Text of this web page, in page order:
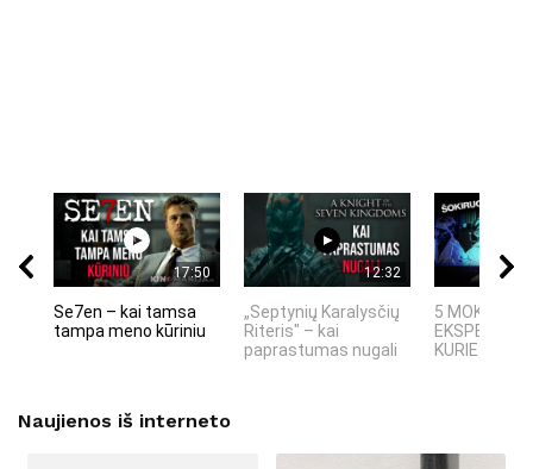
17:50
Se7en – kai tamsa
tampa meno kūriniu
12:32
„Septynių Karalysčių
Riteris" – kai
paprastumas nugali
5 MOKSLINIAI
KURIE
Naujienos iš interneto